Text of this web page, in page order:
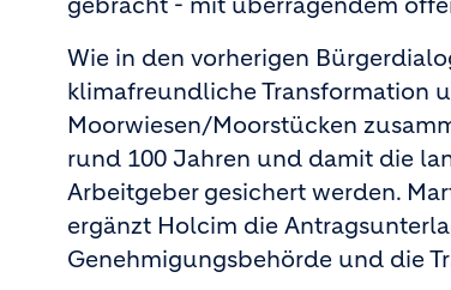
Wie in den vorherigen
klimafreundliche Transformation
Moorwiesen/Moorstücken
rund 100 Jahren und damit die
Arbeitgeber gesichert werden.
ergänzt Holcim die
Genehmigungsbehörde und die